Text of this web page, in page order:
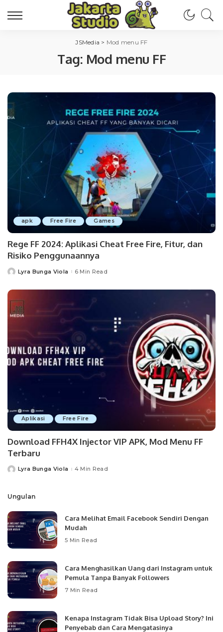
JSMedia > Mod menu FF
Tag: Mod menu FF
apk Free Fire Games
Rege FF 2024: Aplikasi Cheat Free Fire, Fitur, dan
Risiko Penggunaannya
PostedLyra Bunga Viola 6 Min Read
Aplikasi Free Fire
Download FFH4X Injector VIP APK, Mod Menu FF
Terbaru
PostedLyra Bunga Viola 4 Min Read
Ungulan
Cara Melihat Email Facebook Sendiri Dengan
Mudah
5 Min Read
Cara Menghasilkan Uang dari Instagram untuk
Pemula Tanpa Banyak Followers
7 Min Read
Kenapa Instagram Tidak Bisa Upload Story? Ini
Penyebab dan Cara Mengatasinya